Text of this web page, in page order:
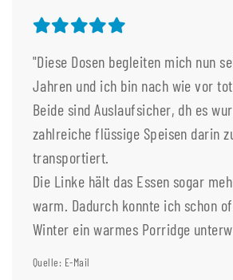
"Diese Dosen begleiten mich nun
Jahren und ich bin nach wie vor
Beide sind Auslaufsicher, dh es
zahlreiche flüssige Speisen darin
transportiert.
Die Linke hält das Essen sogar
warm. Dadurch konnte ich schon
Winter ein warmes Porridge
Quelle: E-Mail